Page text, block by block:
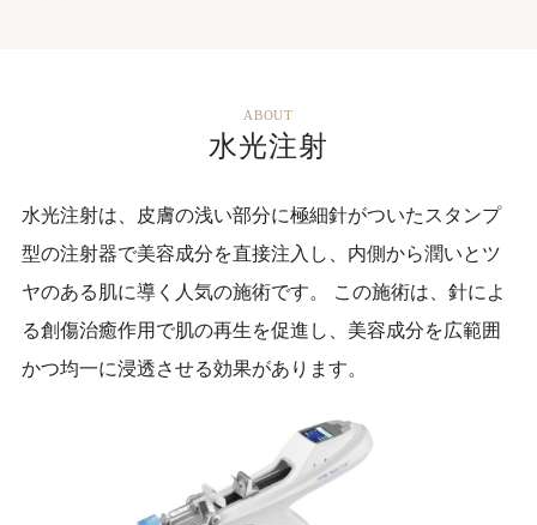
ABOUT
水光注射
水光注射は、皮膚の浅い部分に極細針がついたスタンプ
型の注射器で美容成分を直接注入し、内側から潤いとツ
ヤのある肌に導く人気の施術です。 この施術は、針によ
る創傷治癒作用で肌の再生を促進し、美容成分を広範囲
かつ均一に浸透させる効果があります。